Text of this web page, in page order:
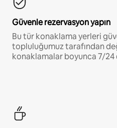
Güvenle rezervasyon yapın
Bu tür konaklama yerleri
topluluğumuz tarafından
konaklamalar boyunca 7/24